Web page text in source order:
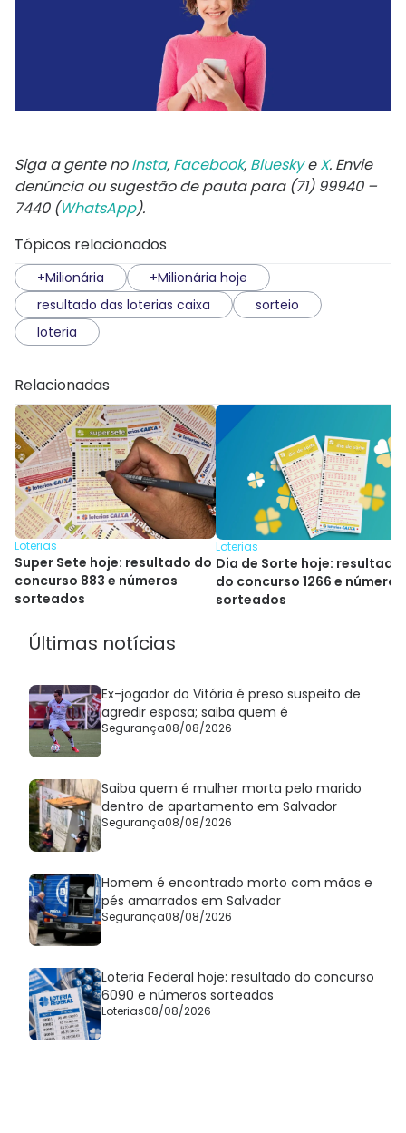
Siga a gente noInsta, Facebook, BlueskyeX. Envie
denúncia ou sugestão de pauta para (71) 99940 –
7440 (WhatsApp).
Tópicos relacionados
+Milionária
+Milionária hoje
resultado das loterias caixa
sorteio
loteria
Relacionadas
Loterias
Super Sete hoje: resultado do
concurso 883 e números
sorteados
Loterias
Dia de Sorte hoje: resultado
do concurso 1266 e números
sorteados
Últimas notícias
Ex-jogador do Vitória é preso suspeito de
agredir esposa; saiba quem é
Segurança08/08/2026
Saiba quem é mulher morta pelo marido
dentro de apartamento em Salvador
Segurança08/08/2026
Homem é encontrado morto com mãos e
pés amarrados em Salvador
Segurança08/08/2026
Loteria Federal hoje: resultado do concurso
6090 e números sorteados
Loterias08/08/2026